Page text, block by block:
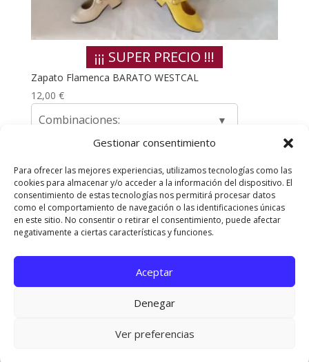
Gestionar consentimiento
Para ofrecer las mejores experiencias, utilizamos tecnologías como las
cookies para almacenar y/o acceder a la información del dispositivo. El
consentimiento de estas tecnologías nos permitirá procesar datos
como el comportamiento de navegación o las identificaciones únicas
en este sitio. No consentir o retirar el consentimiento, puede afectar
negativamente a ciertas características y funciones.
Aceptar
Denegar
Ver preferencias
¡¡¡ SUPER PRECIO !!!
Zapato Flamenca BARATO WESTCAL
12,00 €
Combinaciones:
Envíos y Devoluciones
Quienes somos
Contacta con nosotros
Política de privacidad
Políticas de Cookies
Aviso Legal
Elegant Themes
¡Ole! 🌺 Gracias por contactar con Pedroche Gitana. Dime qué necesitas y te